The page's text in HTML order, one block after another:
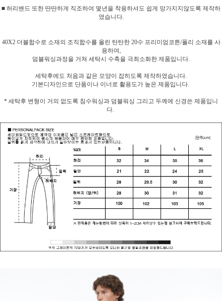
■ 허리밴드 또한 딴딴하게 직조하여 몇년을 착용하셔도 쉽게 망가지지않도록 제작하
였습니다.
40X2 더블합수로 소재의 조직합수를 올린 탄탄한 20수 프리미엄코튼/폴리 소재를 사
용하여,
덤블워싱과정을 거쳐 세탁시 수축을 극최소화한 제품입니다.
세탁후에도 처음과 같은 모양이 잡히도록 제작하였습니다.
기본디자인으로 단품이나 이너로 활용도가 높은 제품입니다.
* 세탁후 변형이 거의 없도록 침수워싱과 덤블워싱 그리고 두께에 신경쓴 제품입니
다.